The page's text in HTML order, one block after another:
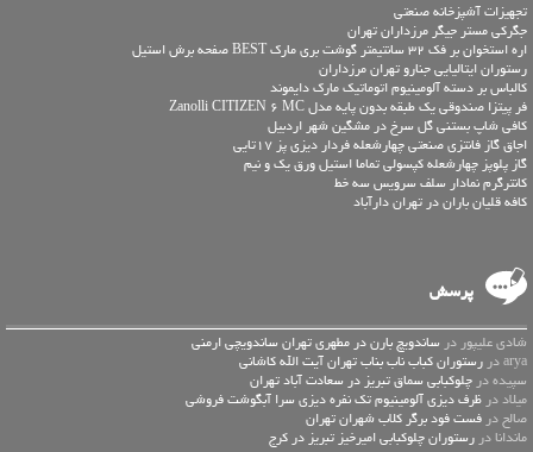
تجهیزات آشپزخانه صنعتی
جگرکی مستر جیگر مرزداران تهران
اره استخوان بر فک 32 سانتیمتر گوشت بری مارک BEST صفحه برش استیل
رستوران ایتالیایی جنارو تهران مرزداران
کالباس بر دسته آلومینیوم اتوماتیک مارک دایموند
فر پیتزا صندوقی یک طبقه بدون پایه مدل Zanolli CITIZEN 6 MC
کافی شاپ بستنی گل سرخ در مشگین شهر اردبیل
اجاق گاز فانتزی صنعتی چهارشعله فردار دیزی پز 17تایی
گاز پلوپز چهارشعله کپسولی تماما استیل ورق یک و نیم
کانترگرم نمادار سلف سرويس سه خط
کافه قلیان باران در تهران دارآباد
پرسش
شادی علیپور در ساندویچ بارن در مطهری تهران ساندویچی ارمنی
arya در
رستوران کباب ناب بناب تهران آیت الله کاشانی
سپیده در چلوکبابی سماق تبریز در سعادت آباد تهران
میلاد در ظرف دیزی آلومینیوم تک نفره دیزی سرا آبگوشت فروشی
صالح در فست فود برگر کلاب شهران تهران
ماندانا در رستوران چلوکبابی امیرخیز تبریز در کرج